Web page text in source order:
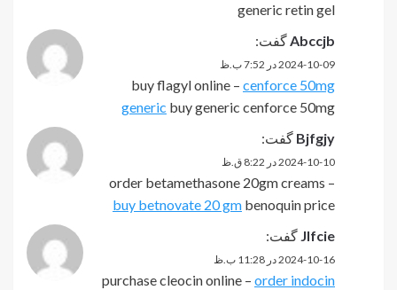
generic retin gel
Abccjbگفت:
2024-10-09 در 7:52 ب.ظ
buy flagyl online – cenforce 50mg
generic buy generic cenforce 50mg
Bjfgjy گفت:
2024-10-10 در 8:22 ق.ظ
order betamethasone 20gm creams –
buy betnovate 20 gm benoquin price
Jlfcie گفت:
2024-10-16 در 11:28 ب.ظ
purchase cleocin online – order indocin